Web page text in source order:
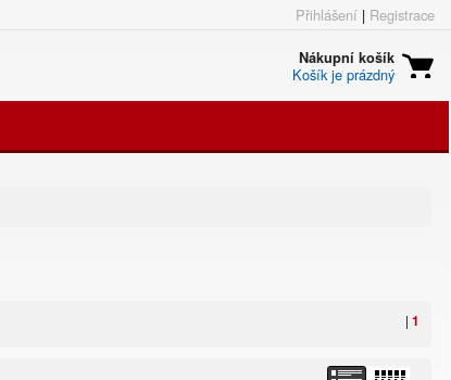
Přihlášení | Registrace
Nákupní košík
Košík je prázdný
| 1